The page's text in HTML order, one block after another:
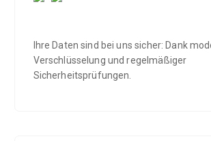
Ihre Daten sind bei uns sicher: Dank
Verschlüsselung und regelmäßiger
Sicherheitsprüfungen.